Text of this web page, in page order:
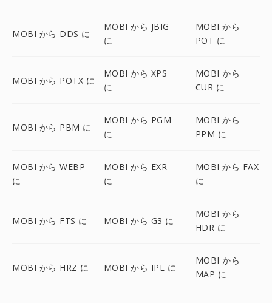
MOBI から DDS に
MOBI から JBIG
に
MOBI から
POT に
MOBI から POTX に
MOBI から XPS
に
MOBI から
CUR に
MOBI から PBM に
MOBI から PGM
に
MOBI から
PPM に
MOBI から WEBP
に
MOBI から EXR
に
MOBI から FAX
に
MOBI から FTS に MOBI から G3 に
MOBI から
HDR に
MOBI から HRZ に MOBI から IPL に
MOBI から
MAP に